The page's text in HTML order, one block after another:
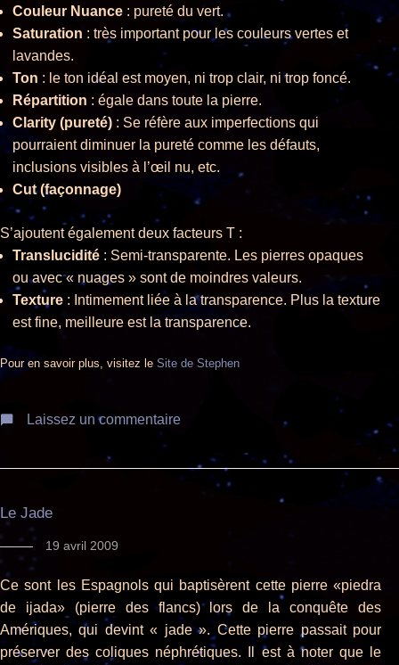
Couleur Nuance : pureté du vert.
Saturation : très important pour les couleurs vertes et
lavandes.
Ton : le ton idéal est moyen, ni trop clair, ni trop foncé.
Répartition : égale dans toute la pierre.
Clarity (pureté) : Se réfère aux imperfections qui
pourraient diminuer la pureté comme les défauts,
inclusions visibles à l’œil nu, etc.
Cut (façonnage)
S’ajoutent également deux facteurs T :
Translucidité : Semi-transparente. Les pierres opaques
ou avec « nuages » sont de moindres valeurs.
Texture : Intimement liée à la transparence. Plus la texture
est fine, meilleure est la transparence.
Pour en savoir plus, visitez le Site de Stephen
Laissez un commentaire
Le Jade
19 avril 2009
Ce sont les Espagnols qui baptisèrent cette pierre «piedra
de ijada» (pierre des flancs) lors de la conquête des
Amériques, qui devint « jade ». Cette pierre passait pour
préserver des coliques néphrétiques. Il est à noter que le